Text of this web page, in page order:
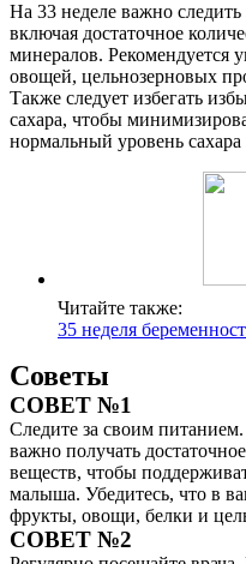
На 33 неделе важно
включая достаточное
минералов. Рекомендуется
овощей, цельнозерновых
Также следует избегать
сахара, чтобы
нормальный уровень сахара
Читайте также:
35 неделя
Советы
СОВЕТ №1
Следите за своим
важно получать
веществ, чтобы
малыша. Убедитесь, что в
фрукты, овощи, белки и
СОВЕТ №2